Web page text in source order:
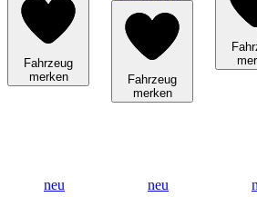
Fahrzeug
merken
Fahrzeug
merken
neu
neu